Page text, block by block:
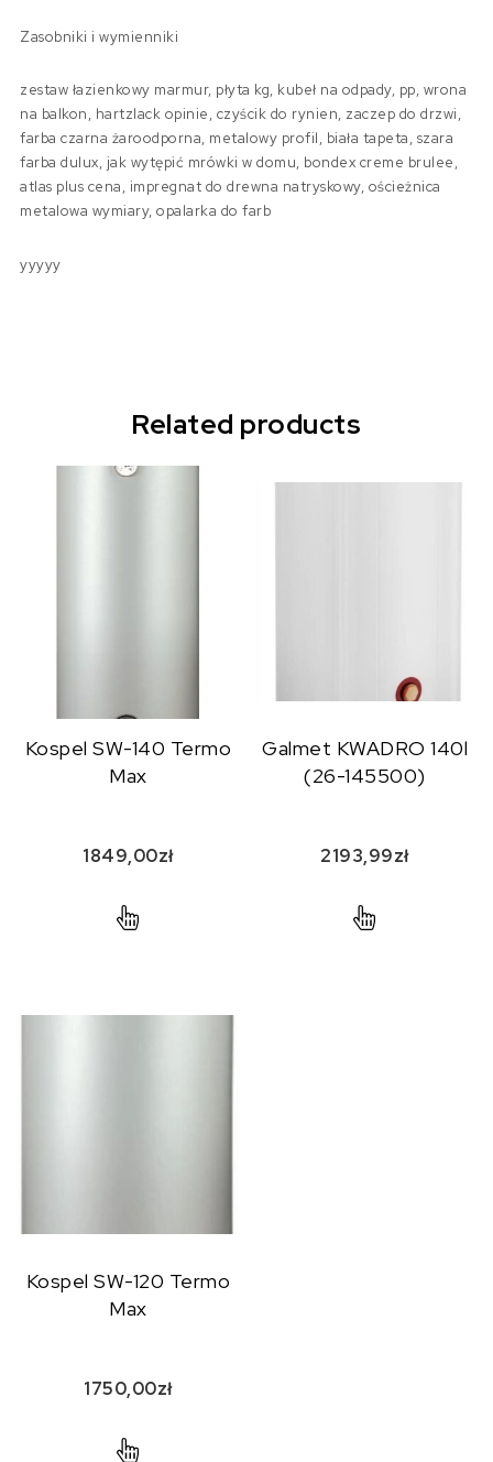
Zasobniki i wymienniki
zestaw łazienkowy marmur, płyta kg, kubeł na odpady, pp, wrona
na balkon, hartzlack opinie, czyścik do rynien, zaczep do drzwi,
farba czarna żaroodporna, metalowy profil, biała tapeta, szara
farba dulux, jak wytępić mrówki w domu, bondex creme brulee,
atlas plus cena, impregnat do drewna natryskowy, ościeżnica
metalowa wymiary, opalarka do farb
yyyyy
Related products
Kospel SW-140 Termo
Max
1849,00zł
Galmet KWADRO 140l
(26-145500)
2193,99zł
Kospel SW-120 Termo
Max
1750,00zł